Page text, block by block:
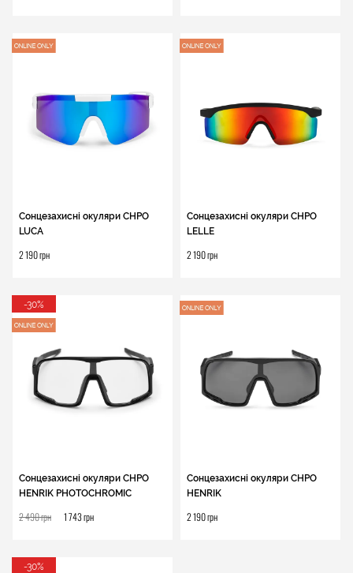
Сонцезахисні окуляри CHPO
LUCA
2 190 грн
Сонцезахисні окуляри CHPO
LELLE
2 190 грн
-30%
Сонцезахисні окуляри CHPO
HENRIK PHOTOCHROMIC
1 743 грн
2 490 грн
Сонцезахисні окуляри CHPO
HENRIK
2 190 грн
-30%